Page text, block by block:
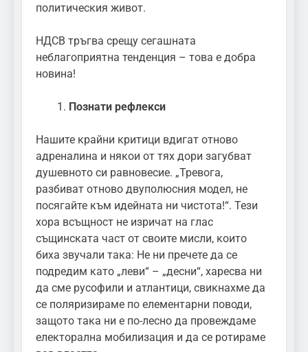
политическия живот.
НДСВ тръгва срещу сегашната
неблагоприятна тенденция – това е добра
новина!
Познати рефлекси
Нашите крайни критици вдигат отново
адреналина и някои от тях дори загубват
душевното си равновесие. „Тревога,
разбиват отново двуполюсния модел, не
посягайте към идейната ни чистота!“. Тези
хора всъщност не изричат на глас
същинската част от своите мисли, които
биха звучали така: Не ни пречете да се
подредим като „леви“ – „десни“, харесва ни
да сме русофили и атлантици, свикнахме да
се поляризираме по елементарни поводи,
защото така ни е по-лесно да провеждаме
електорална мобилизация и да се ротираме